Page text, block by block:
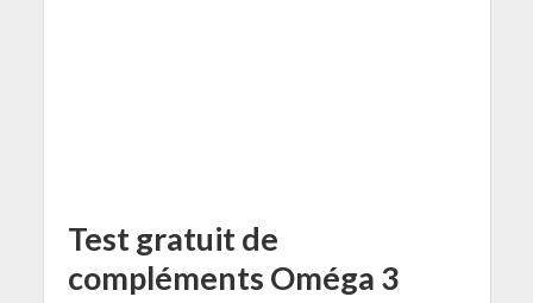
Test gratuit de
compléments Oméga 3